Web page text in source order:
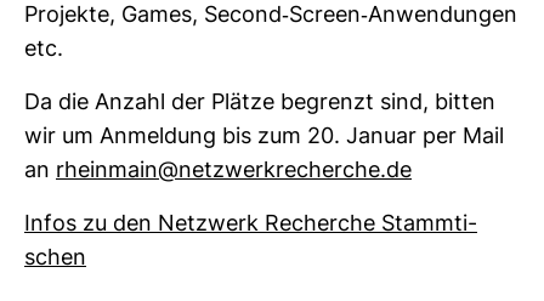
Pro­jekte, Games, Second-​Screen-​Anwen­dungen
etc.
Da die Anzahl der Plätze begrenzt sind, bitten
wir um Anmel­dung bis zum 20. Januar per Mail
an rhein­main@netz­werk­re­cherche.de
Infos zu den Netz­werk Recherche Stamm­ti­
schen